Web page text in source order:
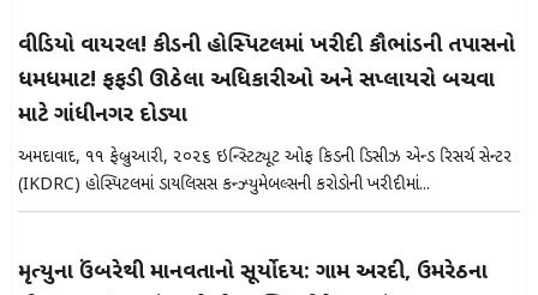
વીડિયો વાયરલ! કીડની હોસ્પિટલમાં ખરીદી કૌભાંડની તપાસનો
ધમધમાટ! ફફડી ઊઠેલા અધિકારીઓ અને સપ્લાયરો બચવા
માટે ગાંધીનગર દોડ્યા
અમદાવાદ, ૧૧ ફેબ્રુઆરી, ૨૦૨૬ ઇન્સ્ટિટ્યૂટ ઓફ કિડની ડિસીઝ એન્ડ રિસર્ચ સેન્ટર
(IKDRC) હોસ્પિટલમાં ડાયલિસિસ કન્ઝ્યુમેબલ્સની કરોડોની ખરીદીમાં...
મૃત્યુના ઉંબરેથી માનવતાનો સૂર્યોદય: ગામ અરદી, ઉમરેઠના